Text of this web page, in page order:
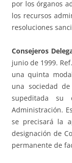
por los órganos
los recursos
resoluciones
Consejeros
junio de 1999.
una quinta
una sociedad
supeditada su
Administración.
se precisará la
designación de
permanente de